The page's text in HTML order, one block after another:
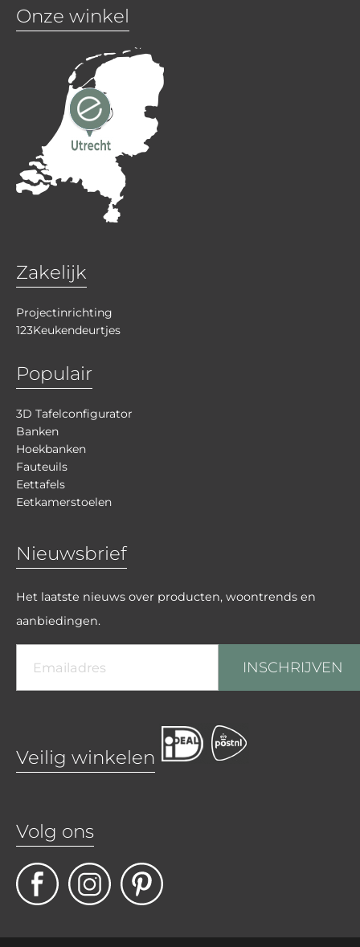
Onze winkel
Zakelijk
Projectinrichting
123Keukendeurtjes
Populair
3D Tafelconfigurator
Banken
Hoekbanken
Fauteuils
Eettafels
Eetkamerstoelen
Nieuwsbrief
Het laatste nieuws over producten, woontrends en
aanbiedingen.
INSCHRIJVEN
Veilig winkelen
Volg ons